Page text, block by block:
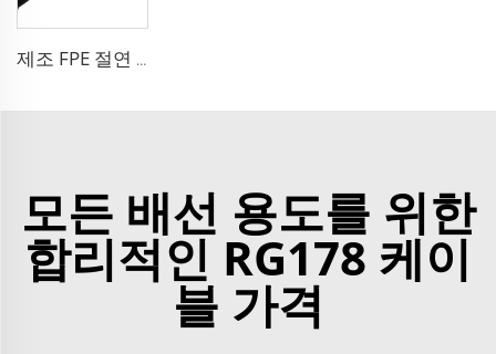
제조 FPE 절연 9D-FB 순동 케이블 50 오름 저손실 RF 코액셜 케이블 안테나 시스템용
모든 배선 용도를 위한
합리적인 RG178 케이
블 가격